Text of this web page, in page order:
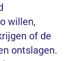
willen,
of de
ontslagen.